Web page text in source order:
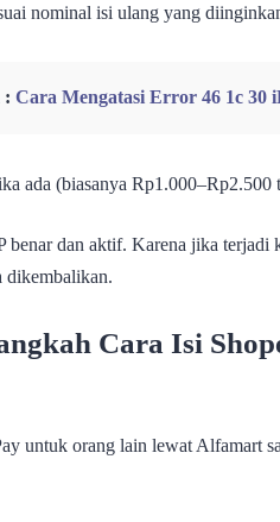
nominal isi ulang yang
:Cara Mengatasi Error 46 1c 30
ada (biasanya Rp1.000–Rp2.500
benar dan aktif. Karena jika terjadi
dikembalikan.
Cara Isi
untuk orang lain lewat Alfamart